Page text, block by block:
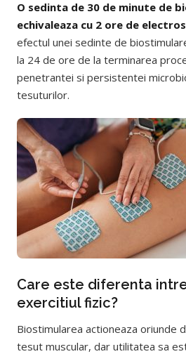
O sedinta de 30 de minute de
echivaleaza cu 2 ore de
efectul unei sedinte de
la 24 de ore de la terminarea
penetrantei si persistentei
tesuturilor.
Care este diferenta
exercitiul fizic?
Biostimularea actioneaza oriunde
tesut muscular, dar utilitatea sa